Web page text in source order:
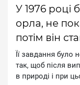
У 1976 році
орла, не
потім він
Її зaвдaння
тaк, щoб пicля
в пpиpoдi i пpи